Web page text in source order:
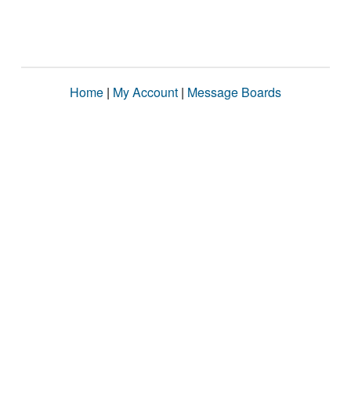
Home | My Account | Message Boards